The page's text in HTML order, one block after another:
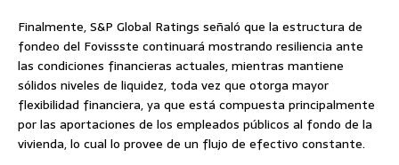
Finalmente, S&P Global Ratings señaló que la estructura de
fondeo del Fovissste continuará mostrando resiliencia ante
las condiciones financieras actuales, mientras mantiene
sólidos niveles de liquidez, toda vez que otorga mayor
flexibilidad financiera, ya que está compuesta principalmente
por las aportaciones de los empleados públicos al fondo de la
vivienda, lo cual lo provee de un flujo de efectivo constante.